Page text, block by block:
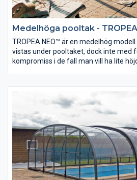
Medelhöga pooltak -
TROPEA NEO™ är en medelhög
vistas under pooltaket, dock inte med
kompromiss i de fall man vill ha lite